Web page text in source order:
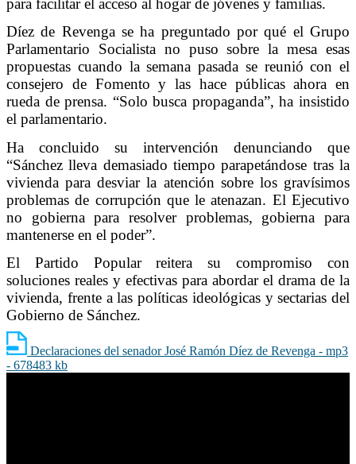
para facilitar el acceso al hogar de jóvenes y familias.
Díez de Revenga se ha preguntado por qué el Grupo
Parlamentario Socialista no puso sobre la mesa esas
propuestas cuando la semana pasada se reunió con el
consejero de Fomento y las hace públicas ahora en
rueda de prensa. “Solo busca propaganda”, ha insistido
el parlamentario.
Ha concluido su intervención denunciando que
“Sánchez lleva demasiado tiempo parapetándose tras la
vivienda para desviar la atención sobre los gravísimos
problemas de corrupción que le atenazan. El Ejecutivo
no gobierna para resolver problemas, gobierna para
mantenerse en el poder”.
El Partido Popular reitera su compromiso con
soluciones reales y efectivas para abordar el drama de la
vivienda, frente a las políticas ideológicas y sectarias del
Gobierno de Sánchez.
Declaraciones del senador José Ramón Díez de Revenga - mp3
- 678483 kb